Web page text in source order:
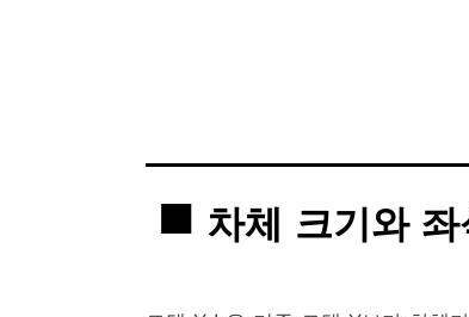
차체 크기와 좌